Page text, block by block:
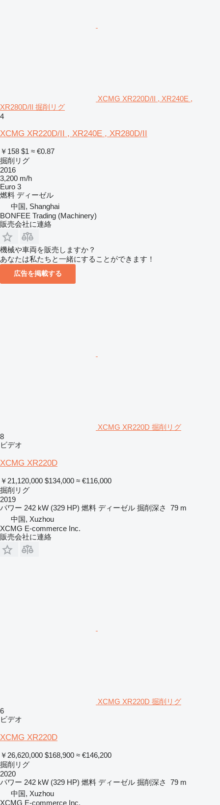
XCMG XR220D/II , XR240E ,
XR280D/II 掘削リグ
4
XCMG XR220D/II , XR240E , XR280D/II
￥158 $1 ≈ €0.87
掘削リグ
2016
3,200 m/h
Euro 3
燃料 ディーゼル
中国, Shanghai
BONFEE Trading (Machinery)
販売会社に連絡
機械や車両を販売しますか？
あなたは私たちと一緒にすることができます！
広告を掲載する
XCMG XR220D 掘削リグ
8
ビデオ
XCMG XR220D
￥21,120,000 $134,000 ≈ €116,000
掘削リグ
2019
パワー 242 kW (329 HP) 燃料 ディーゼル 掘削深さ
79 m
中国, Xuzhou
XCMG E-commerce Inc.
販売会社に連絡
XCMG XR220D 掘削リグ
6
ビデオ
XCMG XR220D
￥26,620,000 $168,900 ≈ €146,200
掘削リグ
2020
パワー 242 kW (329 HP) 燃料 ディーゼル 掘削深さ
79 m
中国, Xuzhou
XCMG E-commerce Inc.